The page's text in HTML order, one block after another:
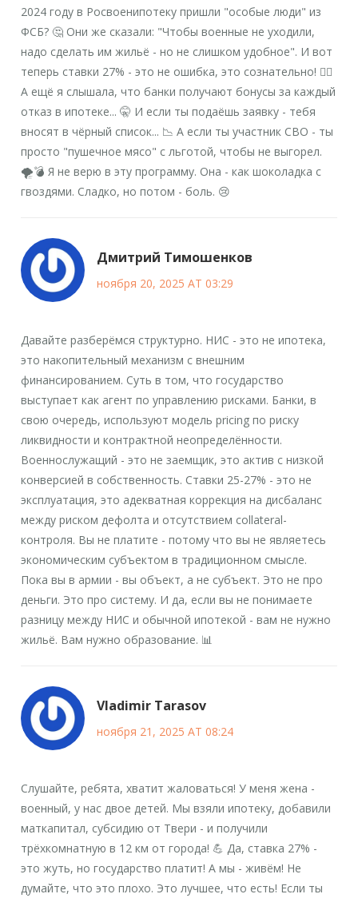
2024 году в Росвоенипотеку пришли "особые люди" из
ФСБ? 🤔 Они же сказали: "Чтобы военные не уходили,
надо сделать им жильё - но не слишком удобное". И вот
теперь ставки 27% - это не ошибка, это сознательно! 🕵️‍♀️
А ещё я слышала, что банки получают бонусы за каждый
отказ в ипотеке... 🤫 И если ты подаёшь заявку - тебя
вносят в чёрный список... 📉 А если ты участник СВО - ты
просто "пушечное мясо" с льготой, чтобы не выгорел.
🌪️💣 Я не верю в эту программу. Она - как шоколадка с
гвоздями. Сладко, но потом - боль. 😢
Дмитрий Тимошенков
ноября 20, 2025 AT 03:29
Давайте разберёмся структурно. НИС - это не ипотека,
это накопительный механизм с внешним
финансированием. Суть в том, что государство
выступает как агент по управлению рисками. Банки, в
свою очередь, используют модель pricing по риску
ликвидности и контрактной неопределённости.
Военнослужащий - это не заемщик, это актив с низкой
конверсией в собственность. Ставки 25-27% - это не
эксплуатация, это адекватная коррекция на дисбаланс
между риском дефолта и отсутствием collateral-
контроля. Вы не платите - потому что вы не являетесь
экономическим субъектом в традиционном смысле.
Пока вы в армии - вы объект, а не субъект. Это не про
деньги. Это про систему. И да, если вы не понимаете
разницу между НИС и обычной ипотекой - вам не нужно
жильё. Вам нужно образование. 📊
Vladimir Tarasov
ноября 21, 2025 AT 08:24
Слушайте, ребята, хватит жаловаться! У меня жена -
военный, у нас двое детей. Мы взяли ипотеку, добавили
маткапитал, субсидию от Твери - и получили
трёхкомнатную в 12 км от города! 💪 Да, ставка 27% -
это жуть, но государство платит! А мы - живём! Не
думайте, что это плохо. Это лучшее, что есть! Если ты